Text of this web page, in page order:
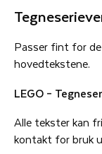
Passer fint for
hovedtekstene.
LEGO –
Alle tekster kan
kontakt for bruk